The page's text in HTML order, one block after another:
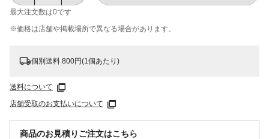
最大注文数は0です
※価格は​店舗や​掲載場所で​異なる​場合が​あります。
個別送料 800円(1個あたり)
送料について
店舗受取のお支払いについて
商品のお見積りご注文はこちら